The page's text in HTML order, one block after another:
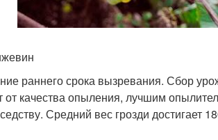
раннего срока вызревания. Сбор
от качества опыления, лучшим
Средний вес грозди достигает